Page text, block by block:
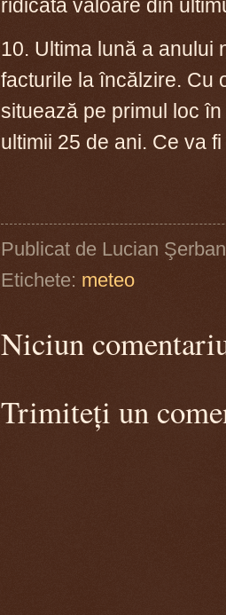
ridicată valoare din
10. Ultima lună a anului
facturile la încălzire. Cu
situează pe primul loc
ultimii 25 de ani. Ce va
Publicat de Lucian Şerban
Etichete: meteo
Niciun
Trimiteți un